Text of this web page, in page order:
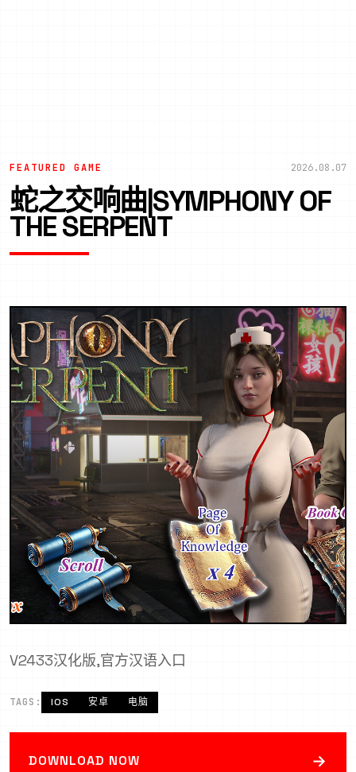
FEATURED GAME 2026.08.07
蛇之交响曲|SYMPHONY OF
THE SERPENT
V2433汉化版,官方汉语入口
TAGS: IOS 安卓 电脑
DOWNLOAD NOW →